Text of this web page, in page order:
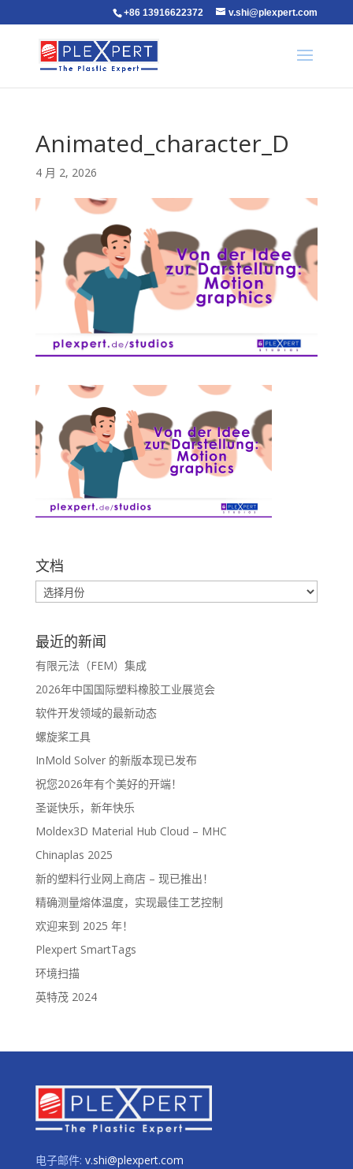
+86 13916622372 v.shi@plexpert.com
Animated_character_D
4 月 2, 2026
文档
最近的新闻
有限元法（FEM）集成
2026年中国国际塑料橡胶工业展览会
软件开发领域的最新动态
螺旋桨工具
InMold Solver 的新版本现已发布
祝您2026年有个美好的开端！
圣诞快乐，新年快乐
Moldex3D Material Hub Cloud – MHC
Chinaplas 2025
新的塑料行业网上商店 – 现已推出！
精确测量熔体温度，实现最佳工艺控制
欢迎来到 2025 年！
Plexpert SmartTags
环境扫描
英特茂 2024
电子邮件: v.shi@plexpert.com